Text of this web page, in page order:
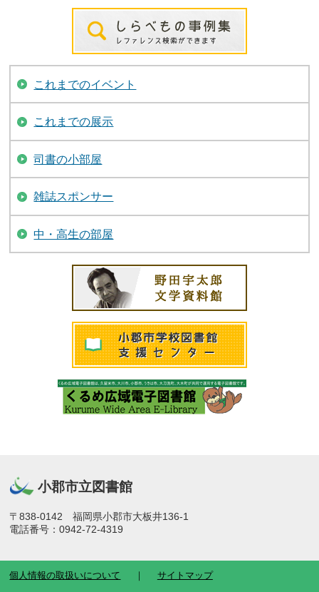
これまでのイベント
これまでの展示
司書の小部屋
雑誌スポンサー
中・高生の部屋
小郡市立図書館
〒838-0142 福岡県小郡市大板井136-1
電話番号：0942-72-4319
個人情報の取扱いについて サイトマップ